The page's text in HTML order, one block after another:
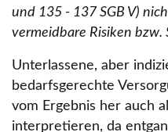
und 135 - 137 SGB V)
vermeidbare Risiken bzw.
Unterlassene, aber
bedarfsgerechte
vom Ergebnis her auch
interpretieren, da